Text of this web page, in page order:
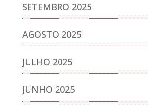
SETEMBRO 2025
AGOSTO 2025
JULHO 2025
JUNHO 2025